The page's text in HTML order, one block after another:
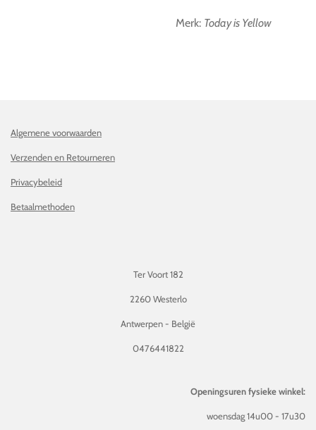
Merk: Today is Yellow
Algemene voorwaarden
Verzenden en Retourneren
Privacybeleid
Betaalmethoden
Ter Voort 182
2260 Westerlo
Antwerpen - België
0476441822
Openingsuren fysieke winkel:
woensdag 14u00 - 17u30